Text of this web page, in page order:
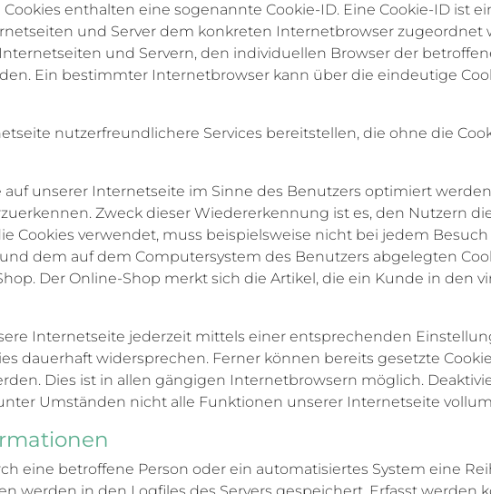
enthalten eine sogenannte Cookie-ID. Eine Cookie-ID ist
und Server dem konkreten Internetbrowser zugeordnet
und Servern, den individuellen Browser der
Ein bestimmter Internetbrowser kann über die eindeutige
nutzerfreundlichere Services bereitstellen, die ohne die
unserer Internetseite im Sinne des Benutzers optimiert
Zweck dieser Wiedererkennung ist es, den Nutzern
Cookies verwendet, muss beispielsweise nicht bei jedem
dem auf dem Computersystem des Benutzers abgelegten
Der Online-Shop merkt sich die Artikel, die ein Kunde in den
Internetseite jederzeit mittels einer entsprechenden
dauerhaft widersprechen. Ferner können bereits gesetzte
Dies ist in allen gängigen Internetbrowsern möglich.
Umständen nicht alle Funktionen unserer Internetseite
eine betroffene Person oder ein automatisiertes System eine